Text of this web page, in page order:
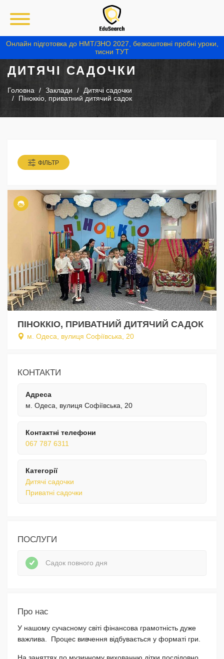
Онлайн підготовка до НМТ/ЗНО 2027, безкоштовні пробні уроки,
тисни ТУТ
ДИТЯЧІ САДОЧКИ
Головна Заклади
Дитячі садочки
Піноккіо, приватний дитячий садок
ФІЛЬТР
ПІНОККІО, ПРИВАТНИЙ ДИТЯЧИЙ САДОК
м. Одеса, вулиця Софіївська, 20
КОНТАКТИ
Адреса
м. Одеса, вулиця Софіївська, 20
Контактні телефони
067 787 6311
Категорії
Дитячі садочки
Приватні садочки
ПОСЛУГИ
Садок повного дня
Про нас
У нашому сучасному світі фінансова грамотність дуже
важлива. Процес вивчення відбувається у форматі гри.
На заняттях по музичному вихованню дітки послідовно